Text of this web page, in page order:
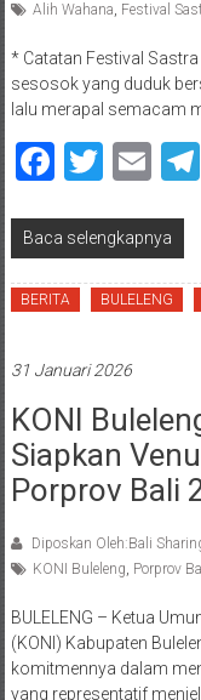
Alih Wahana, Festival
* Catatan Festival
sesosok yang duduk
lalu merapal semacam
Baca selengkapnya
BERITA BULELENG
31 Januari 2026
KONI
Siapkan
Porprov Bali
Diposkan Oleh:Bali
KONI Buleleng, Porprov
BULELENG – Ketua
(KONI) Kabupaten
komitmennya dalam
yang representatif